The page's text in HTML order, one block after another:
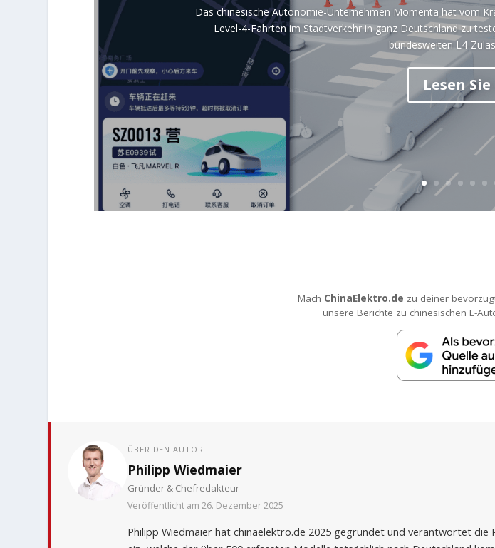
Das chinesische Autonomie-Unternehmen Momenta hat vom
Level-4-Fahrten im Stadtverkehr in ganz Deutschland zu
bundesweiten L4-
Lesen
Mach ChinaElektro.de zu deiner
unsere Berichte zu chinesischen E-
ÜBER DEN AUTOR
Philipp Wiedmaier
Gründer & Chefredakteur
Veröffentlicht am 26. Dezember 2025
Philipp Wiedmaier hat chinaelektro.de 2025 gegründet und verantwortet